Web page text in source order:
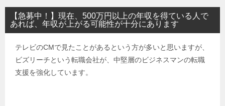
【急募中！】現在、500万円以上の年収を得ている人で
あれば、年収が上がる可能性が十分にあります
テレビのCMで見たことがあるという方が多いと思いますが、
ビズリーチという転職会社が、中堅層のビジネスマンの転職
支援を強化しています。